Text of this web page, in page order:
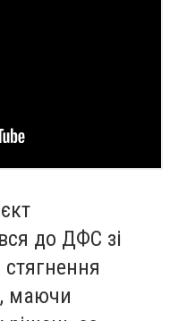
до ДФС зі
маючи